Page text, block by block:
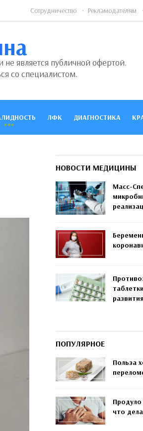
Сотрудничество Рекламодателям
является публичной офертой.
со специалистом.
ЛФК ДИАГНОСТИКА
НОВОСТИ МЕДИЦИНЫ
Масс-
ПОПУЛЯРНОЕ
Польза
Продуло
что